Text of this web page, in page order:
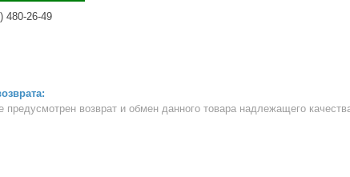
480-26-49
предусмотрен возврат и обмен данного товара надлежащего